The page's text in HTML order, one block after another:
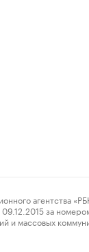
за
и массовых